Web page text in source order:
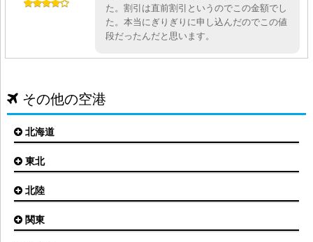
た。割引は直前割引というのでこの金額でし
た。本当にぎりぎりに申し込んだのでこの値
段だったんだと思います。
その他の空港
北海道
札幌(新千歳)空港
旭川空港
オホーツク紋別空港
東北
仙台空港
青森空港
北陸
小松空港
関東